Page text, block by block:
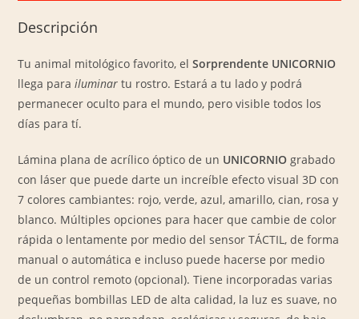
Descripción
Tu animal mitológico favorito, elSorprendente UNICORNIO
llega parailuminar tu rostro. Estará a tu lado y podrá
permanecer oculto para el mundo, pero visible todos los
días para tí.
Lámina plana de acrílico óptico de un UNICORNIO grabado
con láser que puede darte un increíble efecto visual 3D con
7 colores cambiantes: rojo, verde, azul, amarillo, cian, rosa y
blanco. Múltiples opciones para hacer que cambie de color
rápida o lentamente por medio del sensor TÁCTIL, de forma
manual o automática e incluso puede hacerse por medio
de un control remoto (opcional). Tiene incorporadas varias
pequeñas bombillas LED de alta calidad, la luz es suave, no